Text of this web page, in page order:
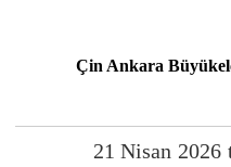
Çin Ankara
21 Nisan